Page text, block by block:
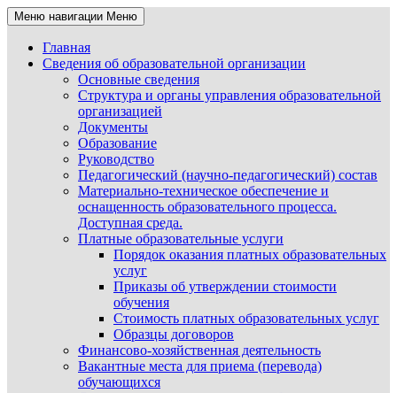
Меню навигации Меню
Главная
Сведения об образовательной организации
Основные сведения
Структура и органы управления образовательной
организацией
Документы
Образование
Руководство
Педагогический (научно-педагогический) состав
Материально-техническое обеспечение и
оснащенность образовательного процесса.
Доступная среда.
Платные образовательные услуги
Порядок оказания платных образовательных
услуг
Приказы об утверждении стоимости
обучения
Стоимость платных образовательных услуг
Образцы договоров
Финансово-хозяйственная деятельность
Вакантные места для приема (перевода)
обучающихся